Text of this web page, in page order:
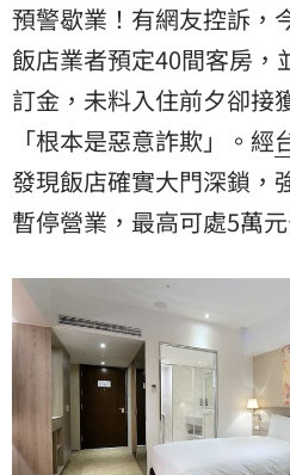
預警歇業！有網友控訴，
飯店業者預定40間客房，
訂金 ，未料入住前夕卻
「根本是惡意詐欺」。經
發現飯店確實大門深鎖，
暫停營業，最高可處5萬